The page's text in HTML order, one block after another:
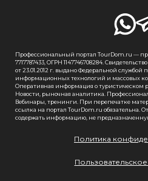
Профессиональный портал TourDom.ru —
7717787433, ОГРН 1147746708284.
от 23.01.2012 г. выдано Федеральной службой
информационных технологий и массовых
Оперативная информация о туристическом
Новости, рыночная аналитика.
Вебинары, тренинги. При перепечатке
ссылка на портал TourDom.ru обязательна.
содержать информацию, не предназначенную
Политика